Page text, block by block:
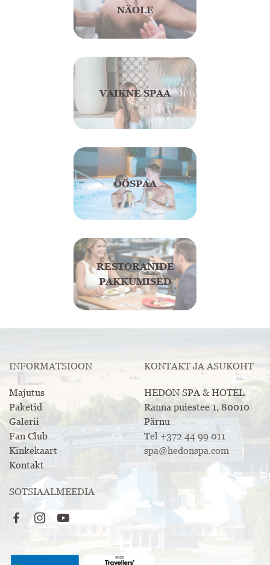
NÄOLE
VAIKNE SPAA
ÖÖSPAA
RESTORANIDE
PAKKUMISED
INFORMATSIOON
Majutus
Paketid
Galerii
Fan Club
Kinkekaart
Kontakt
KONTAKT JA ASUKOHT
HEDON SPA & HOTEL
Ranna puiestee 1, 80010
Pärnu
Tel +372 44 99 011
spa@hedonspa.com
SOTSIAALMEEDIA